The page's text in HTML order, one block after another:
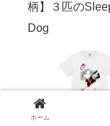
柄】３匹の
Dog
ホーム